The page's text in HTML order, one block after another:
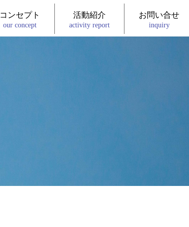
コンセプト
our concept
活動紹介
activity report
お問い合せ
inquiry